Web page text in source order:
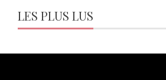
LES PLUS LUS